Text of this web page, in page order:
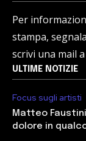
Per
stampa,
scrivi una mail
ULTIME NOTIZIE
Focus sugli artisti
Matteo
dolore in